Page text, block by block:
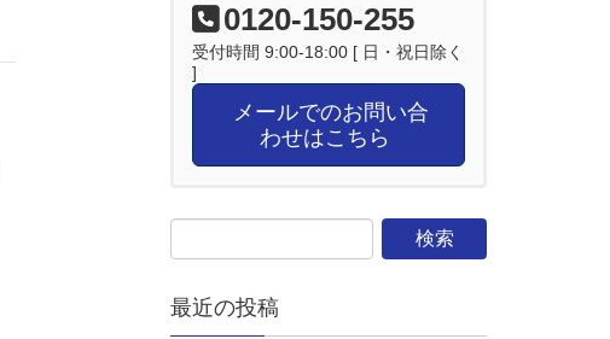
0120-150-255
受付時間 9:00-18:00 [ 日・祝日除く
]
メールでのお問い合
わせはこちら
最近の投稿